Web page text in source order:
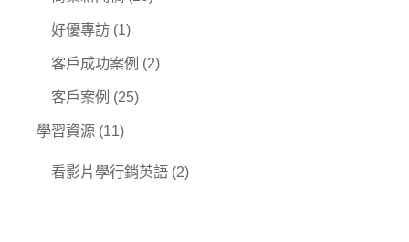
好優專訪 (1)
客戶成功案例 (2)
客戶案例 (25)
學習資源 (11)
看影片學行銷英語 (2)